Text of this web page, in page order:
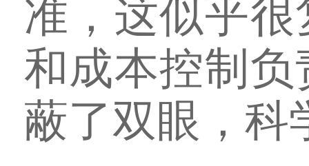
准，这似乎
和成本控制
蔽了双眼，科